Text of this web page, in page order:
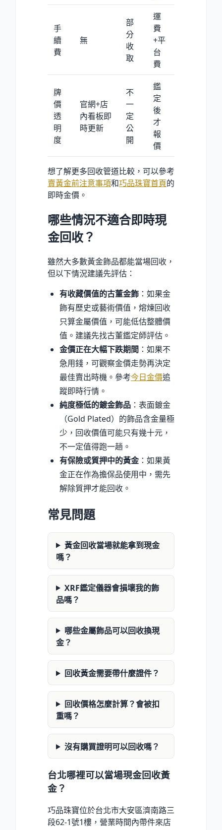
手
續
費
無
部
分
收
取
運
費
+平
台
費
牌
價
透
明
度
官網+店
內看板即
時更新
不
一
定
公
開
鑑
定
後
才
報
價
想了解更多回收管道比較，可以參考
賣黃金前注意事項和巧品珠寶首頁的
即時金價。
哪些情況不適合即時現
金回收？
雖然大多數黃金飾品都能當場回收，
但以下情況建議先評估：
有收藏價值的古董金飾 ：如果金
飾有歷史或藝術價值，熔煉回收
只算金屬價值，可能低估整體價
值。建議先找古董鑑定師評估。
金價正在大幅下跌期間 ：如果不
急用錢，可觀察金價走勢再決定
最佳賣出時機。參考今日金價追
蹤即時行情。
純度極低的鍍金飾品 ：表面鍍金
（Gold Plated）的飾品含金量極
少，回收價值可能只有幾十元，
不一定值得跑一趟。
有保險或質押中的黃金：如果黃
金正在作為擔保品使用中，需先
解除質押才能回收。
常見問題
黃金回收當場就能拿到現金
嗎？
XRF鑑定儀器會損壞我的飾
品嗎？
哪些金屬飾品可以回收換現
金？
回收黃金需要帶什麼證件？
回收價格怎麼計算？會被扣
重嗎？
沒有購買證明可以回收嗎？
台北哪裡可以當場現金回收黃
金？
巧品珠寶位於台北市大安區濟南路三
段62-1號1樓，營業時間內帶件來店